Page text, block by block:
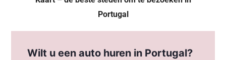
Portugal
Wilt u een auto huren in Portugal?